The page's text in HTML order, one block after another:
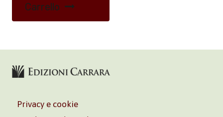
Carrello
Privacy e cookie